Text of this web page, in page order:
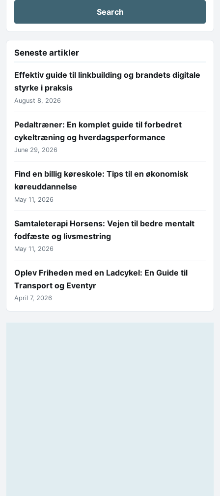
Seneste artikler
Effektiv guide til linkbuilding og brandets digitale
styrke i praksis
August 8, 2026
Pedaltræner: En komplet guide til forbedret
cykeltræning og hverdagsperformance
June 29, 2026
Find en billig køreskole: Tips til en økonomisk
køreuddannelse
May 11, 2026
Samtaleterapi Horsens: Vejen til bedre mentalt
fodfæste og livsmestring
May 11, 2026
Oplev Friheden med en Ladcykel: En Guide til
Transport og Eventyr
April 7, 2026